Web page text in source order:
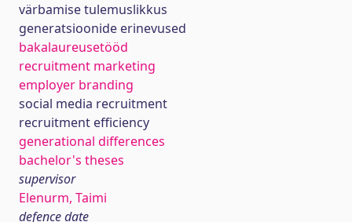
värbamise tulemuslikkus
generatsioonide erinevused
bakalaureusetööd
recruitment marketing
employer branding
social media recruitment
recruitment efficiency
generational differences
bachelor's theses
supervisor
Elenurm, Taimi
defence date